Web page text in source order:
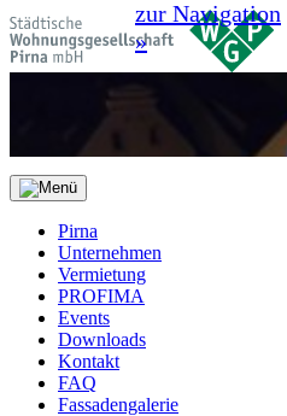
zur Navigation
»
Pirna
Unternehmen
Vermietung
PROFIMA
Events
Downloads
Kontakt
FAQ
Fassadengalerie